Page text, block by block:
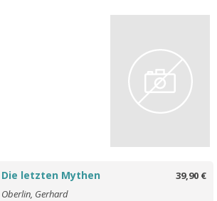
39,90 €
Die letzten Mythen
Oberlin, Gerhard